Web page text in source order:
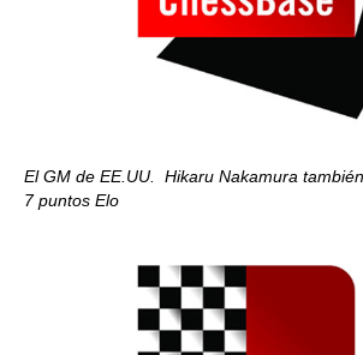
El GM de EE.UU. Hikaru Nakamura
7 puntos Elo